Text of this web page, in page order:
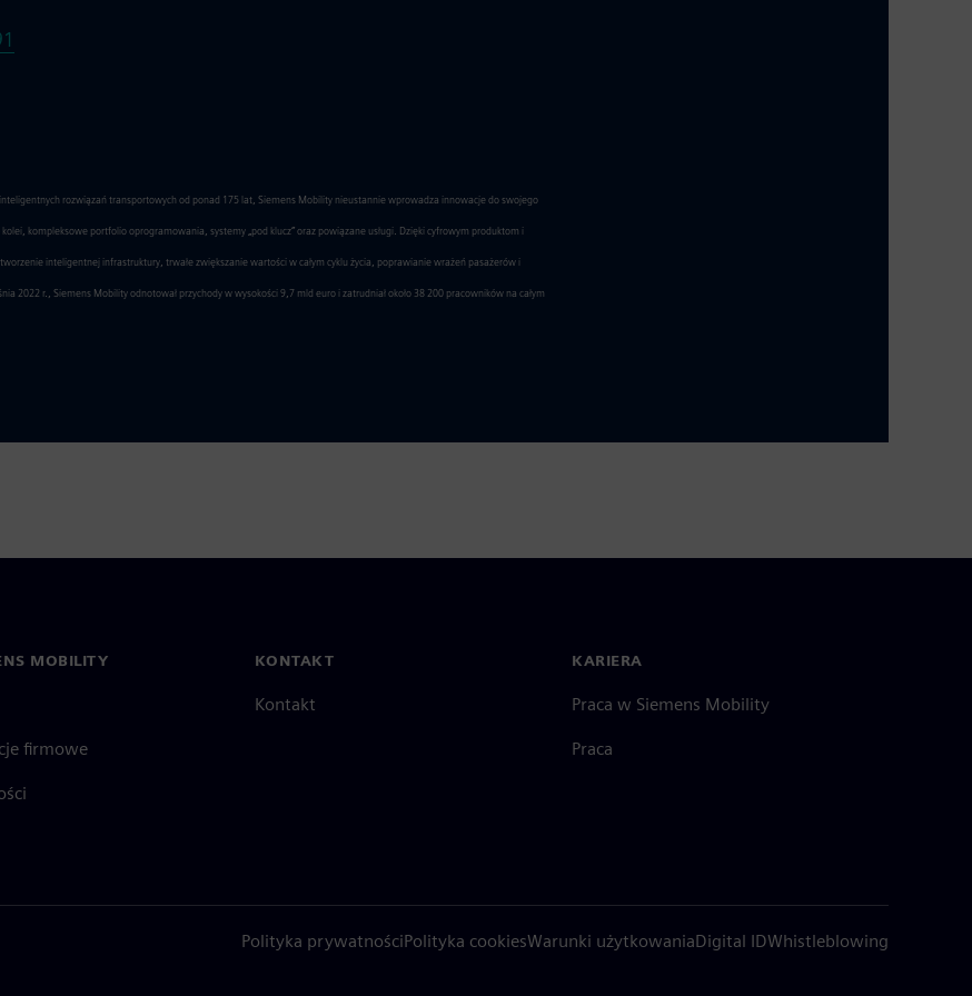
rozwiązań transportowych od ponad 175 lat, Siemens Mobility nieustannie wprowadza innowacje do swojego
kompleksowe portfolio oprogramowania, systemy „pod klucz” oraz powiązane usługi. Dzięki cyfrowym produktom i
inteligentnej infrastruktury, trwałe zwiększanie wartości w całym cyklu życia, poprawianie wrażeń pasażerów i
2022 r., Siemens Mobility odnotował przychody w wysokości 9,7 mld euro i zatrudniał około 38 200 pracowników na całym
MOBILITY
firmowe
KONTAKT
Kontakt
KARIERA
Praca w Siemens Mobility
Praca
Polityka prywatnościPolityka cookiesWarunki użytkowaniaDigital IDWhistleblowing